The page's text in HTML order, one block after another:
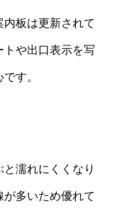
内板は更新されて
トや出口表示を写
す。
濡れにくくなり
が多いため優れて